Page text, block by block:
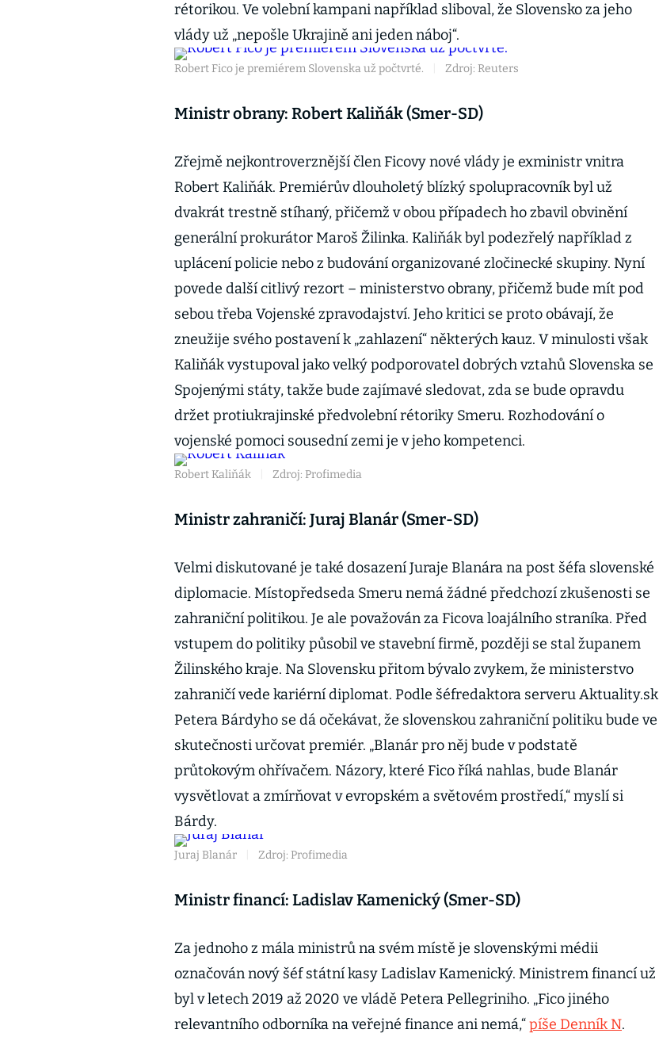
rétorikou. Ve volební kampani například sliboval, že Slovensko za jeho
vlády už „nepošle Ukrajině ani jeden náboj“.
Robert Fico je premiérem Slovenska už počtvrté. Zdroj: Reuters
Ministr obrany: Robert Kaliňák (Smer-SD)
Zřejmě nejkontroverznější člen Ficovy nové vlády je exministr vnitra
Robert Kaliňák. Premiérův dlouholetý blízký spolupracovník byl už
dvakrát trestně stíhaný, přičemž v obou případech ho zbavil obvinění
generální prokurátor Maroš Žilinka. Kaliňák byl podezřelý například z
uplácení policie nebo z budování organizované zločinecké skupiny. Nyní
povede další citlivý rezort – ministerstvo obrany, přičemž bude mít pod
sebou třeba Vojenské zpravodajství. Jeho kritici se proto obávají, že
zneužije svého postavení k „zahlazení“ některých kauz. V minulosti však
Kaliňák vystupoval jako velký podporovatel dobrých vztahů Slovenska se
Spojenými státy, takže bude zajímavé sledovat, zda se bude opravdu
držet protiukrajinské předvolební rétoriky Smeru. Rozhodování o
vojenské pomoci sousední zemi je v jeho kompetenci.
Robert Kaliňák Zdroj: Profimedia
Ministr zahraničí: Juraj Blanár (Smer-SD)
Velmi diskutované je také dosazení Juraje Blanára na post šéfa slovenské
diplomacie. Místopředseda Smeru nemá žádné předchozí zkušenosti se
zahraniční politikou. Je ale považován za Ficova loajálního straníka. Před
vstupem do politiky působil ve stavební firmě, později se stal županem
Žilinského kraje. Na Slovensku přitom bývalo zvykem, že ministerstvo
zahraničí vede kariérní diplomat. Podle šéfredaktora serveru Aktuality.sk
Petera Bárdyho se dá očekávat, že slovenskou zahraniční politiku bude ve
skutečnosti určovat premiér. „Blanár pro něj bude v podstatě
průtokovým ohřívačem. Názory, které Fico říká nahlas, bude Blanár
vysvětlovat a zmírňovat v evropském a světovém prostředí,“ myslí si
Bárdy.
Juraj Blanár Zdroj: Profimedia
Ministr financí: Ladislav Kamenický (Smer-SD)
Za jednoho z mála ministrů na svém místě je slovenskými médii
označován nový šéf státní kasy Ladislav Kamenický. Ministrem financí už
byl v letech 2019 až 2020 ve vládě Petera Pellegriniho. „Fico jiného
relevantního odborníka na veřejné finance ani nemá,“píše Denník N.